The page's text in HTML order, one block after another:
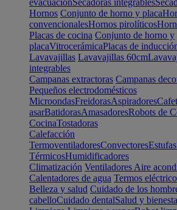
evacuaciónSecadoras integrables
Hornos Conjunto de horno y placa
convencionalesHornos pirolíticos
Placas de cocina Conjunto de horno y
placaVitrocerámicaPlacas de
Lavavajillas Lavavajillas 60cm
integrables
Campanas extractoras Campanas
Pequeños electrodomésticos
MicroondasFreidorasAspiradores
asarBatidorasAmasadoresRobots de
CocinaTostadoras
Calefacción
TermoventiladoresConvectoresEstufas
TérmicosHumidificadores
Climatización Ventiladores Aire
Calentadores de agua Termos
Belleza y salud Cuidado de los
cabelloCuidado dentalSalud y